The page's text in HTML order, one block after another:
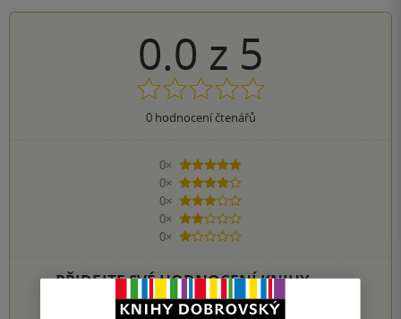
0.0 z 5
0hodnocení čtenářů
0×
5 hvězdiček
0×
4 hvězdičky
0×
3 hvězdičky
0×
2 hvězdičky
0×
1 hvezdička
PŘIDEJTE SVÉ HODNOCENÍ KNIHY
Hodnocení našich knihkupců: 0.0 z 5